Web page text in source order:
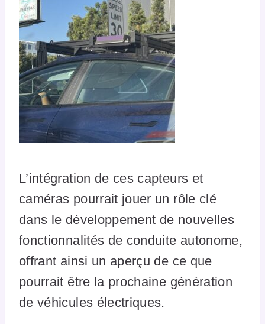
L’intégration de ces capteurs et
caméras pourrait jouer un rôle clé
dans le développement de nouvelles
fonctionnalités de conduite autonome,
offrant ainsi un aperçu de ce que
pourrait être la prochaine génération
de véhicules électriques.